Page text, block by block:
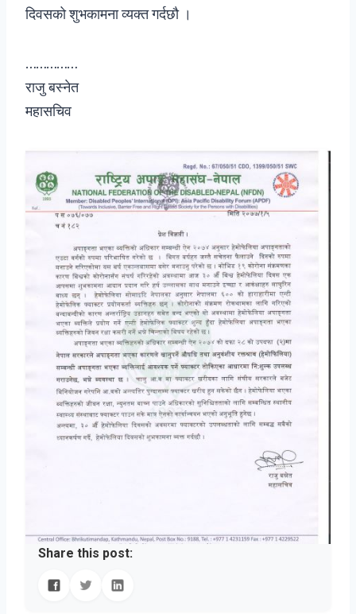
दिवसको शुभकामना व्यक्त गर्दछौ ।
……………
राजु बस्नेत
महासचिव
Share this post: